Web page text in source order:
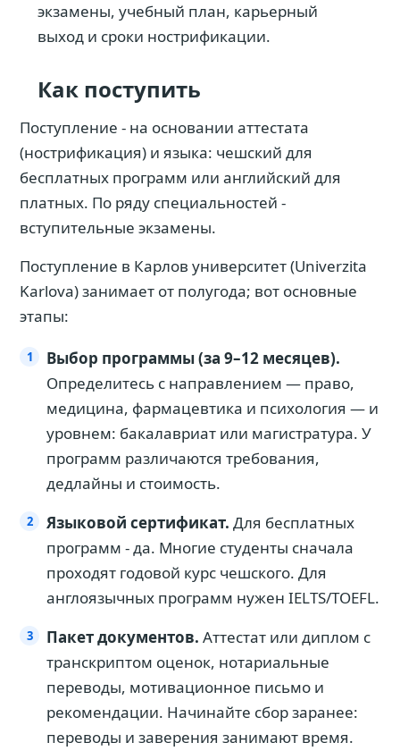
экзамены, учебный план, карьерный
выход и сроки нострификации.
Как поступить
Поступление - на основании аттестата
(нострификация) и языка: чешский для
бесплатных программ или английский для
платных. По ряду специальностей -
вступительные экзамены.
Поступление в Карлов университет (Univerzita
Karlova) занимает от полугода; вот основные
этапы:
Выбор программы (за 9–12 месяцев).
Определитесь с направлением — право,
медицина, фармацевтика и психология — и
уровнем: бакалавриат или магистратура. У
программ различаются требования,
дедлайны и стоимость.
Языковой сертификат. Для бесплатных
программ - да. Многие студенты сначала
проходят годовой курс чешского. Для
англоязычных программ нужен IELTS/TOEFL.
Пакет документов. Аттестат или диплом с
транскриптом оценок, нотариальные
переводы, мотивационное письмо и
рекомендации. Начинайте сбор заранее:
переводы и заверения занимают время.